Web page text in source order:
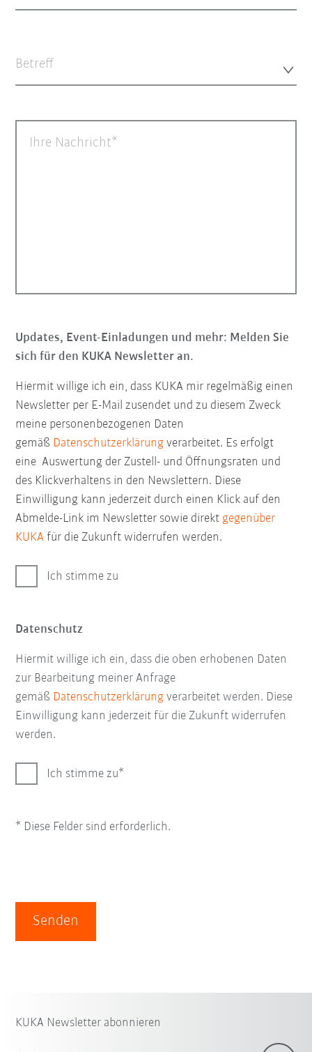
Betreff
Ihre Nachricht
Updates, Event-Einladungen und mehr: Melden Sie
sich für den KUKA Newsletter an.
Hiermit willige ich ein, dass KUKA mir regelmäßig einen
Newsletter per E-Mail zusendet und zu diesem Zweck
meine personenbezogenen Daten
gemäß Datenschutzerklärung verarbeitet. Es erfolgt
eine Auswertung der Zustell- und Öffnungsraten und
des Klickverhaltens in den Newslettern. Diese
Einwilligung kann jederzeit durch einen Klick auf den
Abmelde-Link im Newsletter sowie direktgegenüber
KUKA für die Zukunft widerrufen werden.
Ich stimme zu
Datenschutz
Hiermit willige ich ein, dass die oben erhobenen Daten
zur Bearbeitung meiner Anfrage
gemäß Datenschutzerklärung verarbeitet werden. Diese
Einwilligung kann jederzeit für die Zukunft widerrufen
werden.
Ich stimme zu
* Diese Felder sind erforderlich.
Senden
KUKA Newsletter abonnieren